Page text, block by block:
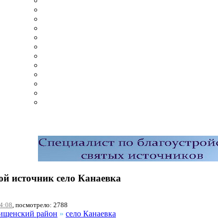
источник село Канаевка
, посмотрело: 2788
район » село Канаевка